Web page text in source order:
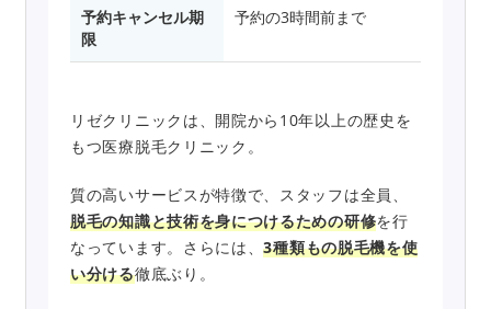
予約キャンセル期
限
予約の3時間前まで
リゼクリニックは、開院から10年以上の歴史を
もつ医療脱毛クリニック。
質の高いサービスが特徴で、スタッフは全員、
脱毛の知識と技術を身につけるための研修を行
なっています。さらには、3種類もの脱毛機を使
い分ける徹底ぶり。